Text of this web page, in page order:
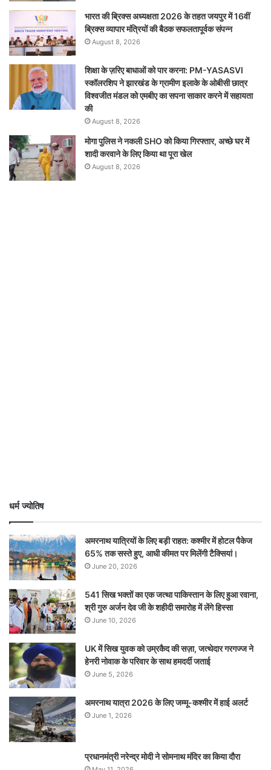
भारत की ब्रिक्‍स अध्यक्षता 2026 के तहत जयपुर में 16वीं
ब्रिक्‍स व्यापार मंत्रियों की बैठक सफलतापूर्वक संपन्न
August 8, 2026
शिक्षा के ज़रिए बाधाओं को पार करना: PM-YASASVI
स्कॉलरशिप ने झारखंड के ग्रामीण इलाके के ओबीसी छात्र
विश्वजीत मंडल को एमबीए का सपना साकार करने में सहायता
की
August 8, 2026
मोगा पुलिस ने नकली SHO को किया गिरफ्तार, अच्छे घर में
शादी करवाने के लिए किया था पूरा खेल
August 8, 2026
धर्म ज्योतिष
अमरनाथ यात्रियों के लिए बड़ी राहत: कश्मीर में होटल पैकेज
65% तक सस्ते हुए, आधी कीमत पर मिलेंगी टैक्सियां।
June 20, 2026
541 सिख भक्तों का एक जत्था पाकिस्तान के लिए हुआ रवाना,
श्री गुरु अर्जन देव जी के शहीदी समारोह में लेंगे हिस्सा
June 10, 2026
UK में सिख युवक को उम्रकैद की सज़ा, जत्थेदार गरगज्ज ने
हेनरी नोवाक के परिवार के साथ हमदर्दी जताई
June 5, 2026
अमरनाथ यात्रा 2026 के लिए जम्मू-कश्मीर में हाई अलर्ट
June 1, 2026
प्रधानमंत्री नरेन्‍द्र मोदी ने सोमनाथ मंदिर का किया दौरा